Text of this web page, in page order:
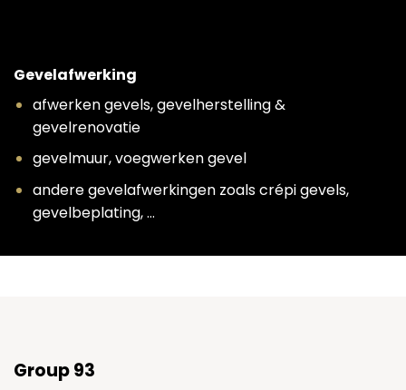
Gevelafwerking
afwerken gevels, gevelherstelling &
gevelrenovatie
gevelmuur, voegwerken gevel
andere gevelafwerkingen zoals crépi gevels,
gevelbeplating, …
Group 93